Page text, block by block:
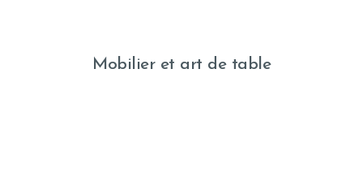
Mobilier et art de table